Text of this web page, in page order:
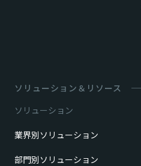
ソリューション＆リソース
ソリューション
業界別ソリューション
部門別ソリューション